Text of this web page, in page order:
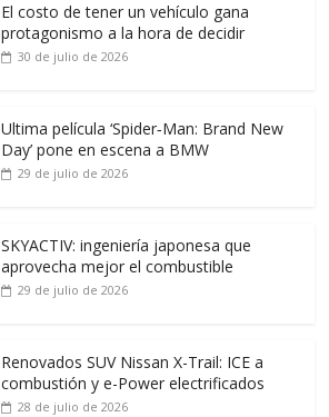
El costo de tener un vehículo gana
protagonismo a la hora de decidir
30 de julio de 2026
Ultima película ‘Spider‑Man: Brand New
Day’ pone en escena a BMW
29 de julio de 2026
SKYACTIV: ingeniería japonesa que
aprovecha mejor el combustible
29 de julio de 2026
Renovados SUV Nissan X-Trail: ICE a
combustión y e-Power electrificados
28 de julio de 2026